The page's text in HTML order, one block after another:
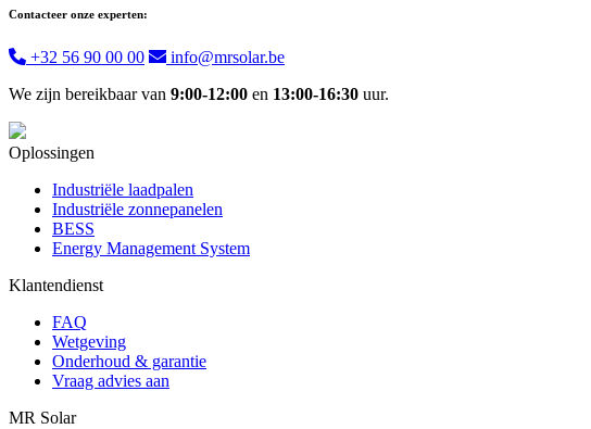
Contacteer onze experten:
+32 56 90 00 00
info@mrsolar.be
We zijn bereikbaar van 9:00-12:00 en 13:00-16:30 uur.
Oplossingen
Industriële laadpalen
Industriële zonnepanelen
BESS
Energy Management System
Klantendienst
FAQ
Wetgeving
Onderhoud & garantie
Vraag advies aan
MR Solar